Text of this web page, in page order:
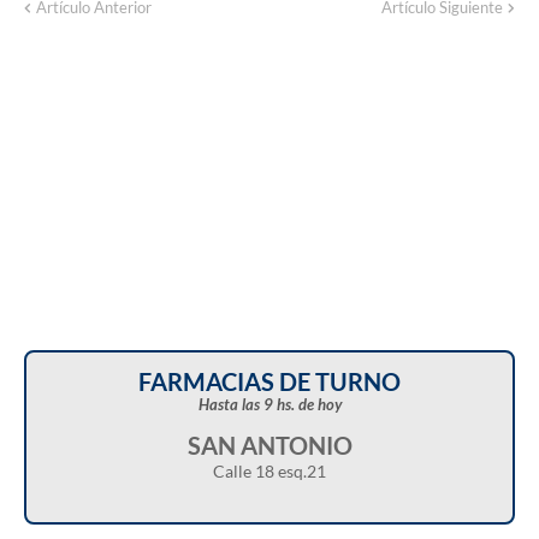
Artículo Anterior Artículo Siguiente
Corte de energía programado para este
FARMACIAS DE TURNO
Hasta las 9 hs. de hoy
SAN ANTONIO
Calle 18 esq.21